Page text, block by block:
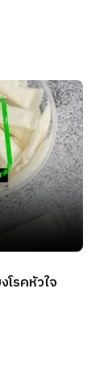
โรคหัวใจ